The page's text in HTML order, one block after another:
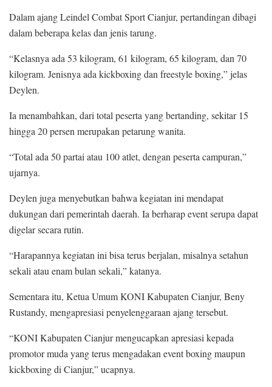
Dalam ajang Leindel Combat Sport Cianjur, pertandingan dibagi
dalam beberapa kelas dan jenis tarung.
“Kelasnya ada 53 kilogram, 61 kilogram, 65 kilogram, dan 70
kilogram. Jenisnya ada kickboxing dan freestyle boxing,” jelas
Deylen.
Ia menambahkan, dari total peserta yang bertanding, sekitar 15
hingga 20 persen merupakan petarung wanita.
“Total ada 50 partai atau 100 atlet, dengan peserta campuran,”
ujarnya.
Deylen juga menyebutkan bahwa kegiatan ini mendapat
dukungan dari pemerintah daerah. Ia berharap event serupa dapat
digelar secara rutin.
“Harapannya kegiatan ini bisa terus berjalan, misalnya setahun
sekali atau enam bulan sekali,” katanya.
Sementara itu, Ketua Umum KONI Kabupaten Cianjur, Beny
Rustandy, mengapresiasi penyelenggaraan ajang tersebut.
“KONI Kabupaten Cianjur mengucapkan apresiasi kepada
promotor muda yang terus mengadakan event boxing maupun
kickboxing di Cianjur,” ucapnya.